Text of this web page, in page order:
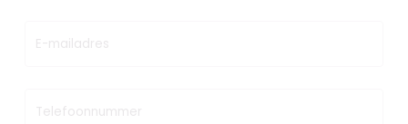
E-mailadres
Telefoonnummer